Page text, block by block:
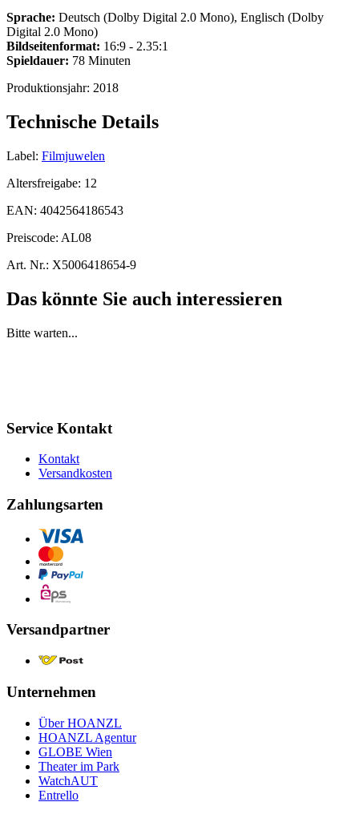
Sprache: Deutsch (Dolby Digital 2.0 Mono), Englisch (Dolby
Digital 2.0 Mono)
Bildseitenformat: 16:9 - 2.35:1
Spieldauer: 78 Minuten
Produktionsjahr: 2018
Technische Details
Label: Filmjuwelen
Altersfreigabe: 12
EAN: 4042564186543
Preiscode: AL08
Art. Nr.: X5006418654-9
Das könnte Sie auch interessieren
Bitte warten...
Service Kontakt
Kontakt
Versandkosten
Zahlungsarten
Versandpartner
Unternehmen
Über HOANZL
HOANZL Agentur
GLOBE Wien
Theater im Park
WatchAUT
Entrello